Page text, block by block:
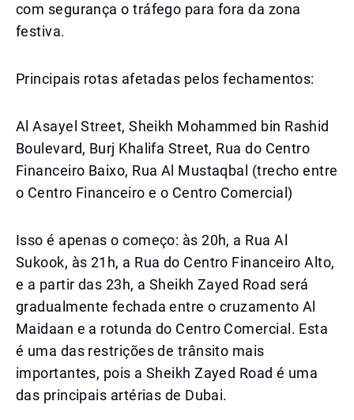
com segurança o tráfego para fora da zona
festiva.
Principais rotas afetadas pelos fechamentos:
Al Asayel Street, Sheikh Mohammed bin Rashid
Boulevard, Burj Khalifa Street, Rua do Centro
Financeiro Baixo, Rua Al Mustaqbal (trecho entre
o Centro Financeiro e o Centro Comercial)
Isso é apenas o começo: às 20h, a Rua Al
Sukook, às 21h, a Rua do Centro Financeiro Alto,
e a partir das 23h, a Sheikh Zayed Road será
gradualmente fechada entre o cruzamento Al
Maidaan e a rotunda do Centro Comercial. Esta
é uma das restrições de trânsito mais
importantes, pois a Sheikh Zayed Road é uma
das principais artérias de Dubai.